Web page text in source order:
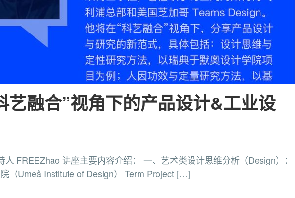
艺融合”视角下的产品设计&工业设
人 FREEZhao 讲座主要内容介绍： 一、艺术类设计思维分析（Design）：
（Umeå Institute of Design） Term Project […]